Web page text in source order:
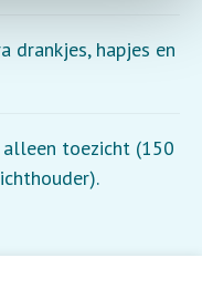
drankjes, hapjes en
toezicht (150